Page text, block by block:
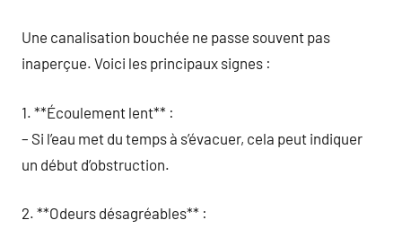
Une canalisation bouchée ne passe souvent pas
inaperçue. Voici les principaux signes :
1. **Écoulement lent** :
– Si l’eau met du temps à s’évacuer, cela peut indiquer
un début d’obstruction.
2. **Odeurs désagréables** :